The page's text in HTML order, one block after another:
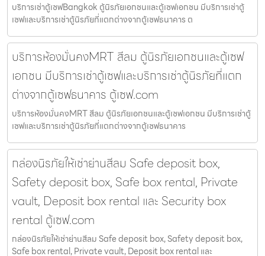
บริการเช่าตู้เซฟBangkok ตู้นิรภัยเอกชนและตู้เซฟเอกชน มีบริการเช่าตู้
เซฟและบริการเช่าตู้นิรภัยที่แตกต่างจากตู้เซฟธนาคาร ต
บริการห้องมั่นคงMRT สีลม ตู้นิรภัยเอกชนและตู้เซฟ
เอกชน มีบริการเช่าตู้เซฟและบริการเช่าตู้นิรภัยที่แตก
ต่างจากตู้เซฟธนาคาร ตู้เซฟ.com
บริการห้องมั่นคงMRT สีลม ตู้นิรภัยเอกชนและตู้เซฟเอกชน มีบริการเช่าตู้
เซฟและบริการเช่าตู้นิรภัยที่แตกต่างจากตู้เซฟธนาคาร
กล่องนิรภัยให้เช่าย่านสีลม Safe deposit box,
Safety deposit box, Safe box rental, Private
vault, Deposit box rental และ Security box
rental ตู้เซฟ.com
กล่องนิรภัยให้เช่าย่านสีลม Safe deposit box, Safety deposit box,
Safe box rental, Private vault, Deposit box rental และ